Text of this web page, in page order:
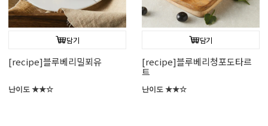
담기
[recipe]블루베리밀푀유
난이도 ★★☆
담기
[recipe]블루베리청포도타르
트
난이도 ★★☆